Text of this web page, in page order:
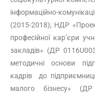
інформаційно-
(2015-2018); НДР
професійної кар’єри
закладів» (ДР
методичні основи
кадрів до
малого бізнесу»